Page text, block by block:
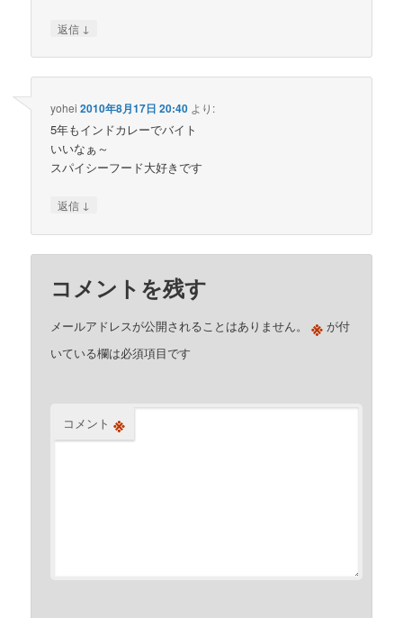
返信 ↓
yohei 2010年8月17日 20:40 より:
5年もインドカレーでバイト
いいなぁ～
スパイシーフード大好きです
返信 ↓
コメントを残す
メールアドレスが公開されることはありません。 ※ が付
いている欄は必須項目です
コメント ※